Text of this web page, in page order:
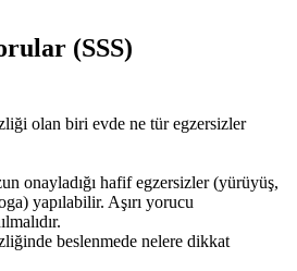
(SSS)
olan biri evde ne tür egzersizler
onayladığı hafif egzersizler (yürüyüş,
yapılabilir. Aşırı yorucu
beslenmede nelere dikkat